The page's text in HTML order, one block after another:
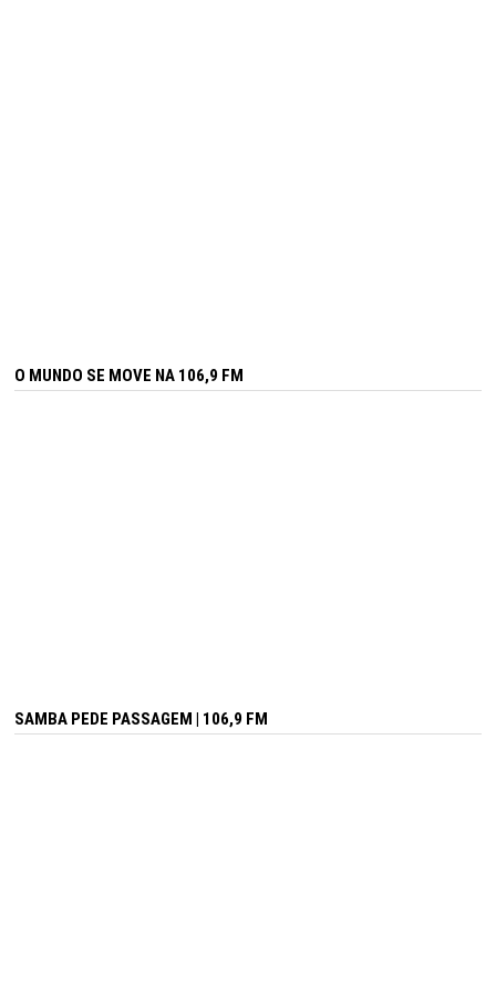
O MUNDO SE MOVE NA 106,9 FM
SAMBA PEDE PASSAGEM | 106,9 FM